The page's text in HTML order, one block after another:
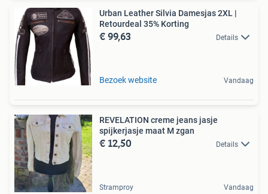
Urban Leather Silvia Damesjas 2XL |
Retourdeal 35% Korting
€ 99,63 Details
Bezoek website Vandaag
REVELATION creme jeans jasje
spijkerjasje maat M zgan
€ 12,50 Details
Stramproy Vandaag